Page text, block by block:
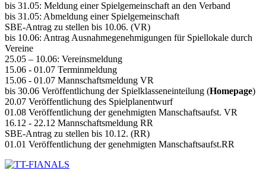
bis 31.05: Meldung einer Spielgemeinschaft an den Verband
bis 31.05: Abmeldung einer Spielgemeinschaft
SBE-Antrag zu stellen bis 10.06. (VR)
bis 10.06: Antrag Ausnahmegenehmigungen für Spiellokale durch
Vereine
25.05 – 10.06: Vereinsmeldung
15.06 - 01.07 Terminmeldung
15.06 - 01.07 Mannschaftsmeldung VR
bis 30.06 Veröffentlichung der Spielklasseneinteilung (Homepage)
20.07 Veröffentlichung des Spielplanentwurf
01.08 Veröffentlichung der genehmigten Manschaftsaufst. VR
16.12 - 22.12 Mannschaftsmeldung RR
SBE-Antrag zu stellen bis 10.12. (RR)
01.01 Veröffentlichung der genehmigten Manschaftsaufst.RR